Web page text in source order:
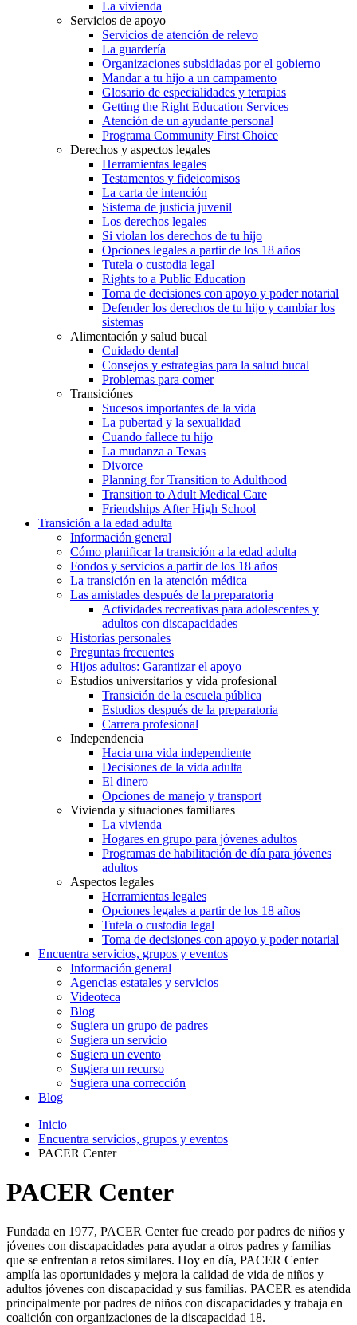
La vivienda
Servicios de apoyo
Servicios de atención de relevo
La guardería
Organizaciones subsidiadas por el gobierno
Mandar a tu hijo a un campamento
Glosario de especialidades y terapias
Getting the Right Education Services
Atención de un ayudante personal
Programa Community First Choice
Derechos y aspectos legales
Herramientas legales
Testamentos y fideicomisos
La carta de intención
Sistema de justicia juvenil
Los derechos legales
Si violan los derechos de tu hijo
Opciones legales a partir de los 18 años
Tutela o custodia legal
Rights to a Public Education
Toma de decisiones con apoyo y poder notarial
Defender los derechos de tu hijo y cambiar los
sistemas
Alimentación y salud bucal
Cuidado dental
Consejos y estrategias para la salud bucal
Problemas para comer
Transiciónes
Sucesos importantes de la vida
La pubertad y la sexualidad
Cuando fallece tu hijo
La mudanza a Texas
Divorce
Planning for Transition to Adulthood
Transition to Adult Medical Care
Friendships After High School
Transición a la edad adulta
Información general
Cómo planificar la transición a la edad adulta
Fondos y servicios a partir de los 18 años
La transición en la atención médica
Las amistades después de la preparatoria
Actividades recreativas para adolescentes y
adultos con discapacidades
Historias personales
Preguntas frecuentes
Hijos adultos: Garantizar el apoyo
Estudios universitarios y vida profesional
Transición de la escuela pública
Estudios después de la preparatoria
Carrera profesional
Independencia
Hacia una vida independiente
Decisiones de la vida adulta
El dinero
Opciones de manejo y transport
Vivienda y situaciones familiares
La vivienda
Hogares en grupo para jóvenes adultos
Programas de habilitación de día para jóvenes
adultos
Aspectos legales
Herramientas legales
Opciones legales a partir de los 18 años
Tutela o custodia legal
Toma de decisiones con apoyo y poder notarial
Encuentra servicios, grupos y eventos
Información general
Agencias estatales y servicios
Videoteca
Blog
Sugiera un grupo de padres
Sugiera un servicio
Sugiera un evento
Sugiera un recurso
Sugiera una corrección
Blog
Inicio
Encuentra servicios, grupos y eventos
PACER Center
PACER Center
Fundada en 1977, PACER Center fue creado por padres de niños y
jóvenes con discapacidades para ayudar a otros padres y familias
que se enfrentan a retos similares. Hoy en día, PACER Center
amplía las oportunidades y mejora la calidad de vida de niños y
adultos jóvenes con discapacidad y sus familias. PACER es atendida
principalmente por padres de niños con discapacidades y trabaja en
coalición con organizaciones de la discapacidad 18.